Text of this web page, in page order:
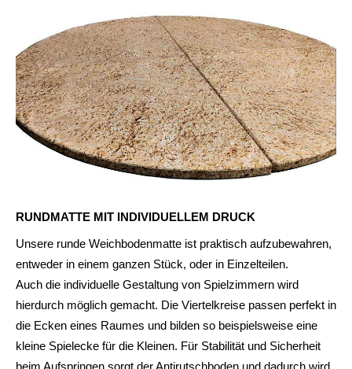
RUNDMATTE MIT INDIVIDUELLEM DRUCK
Unsere runde Weichbodenmatte ist praktisch aufzubewahren,
entweder in einem ganzen Stück, oder in Einzelteilen.
Auch die individuelle Gestaltung von Spielzimmern wird
hierdurch möglich gemacht. Die Viertelkreise passen perfekt in
die Ecken eines Raumes und bilden so beispielsweise eine
kleine Spielecke für die Kleinen. Für Stabilität und Sicherheit
beim Aufspringen sorgt der Antirutschboden und dadurch wird